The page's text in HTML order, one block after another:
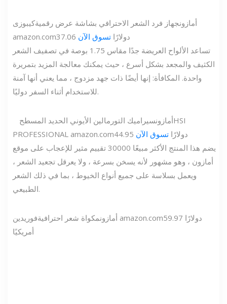
أمازونجهاز فرد الشعر الاحترافي بشاشة عرض رقميةكيبوزى
amazon.com
37.06 دولارًا تسوق الآن
تساعد الألواح العريضة جدًا مقاس 1.75 بوصة في تصفيف الشعر
الكثيف والمجعد بشكل أسرع ، حيث يمكنك معالجة المزيد بتمريرة
واحدة. المكافأة: إنها أيضًا ذات جهد مزدوج ، مما يعني أنها آمنة
للاستخدام أثناء السفر دوليًا.
أمازونسيراميك التورمالين الأيوني الحديد المسطح
HSI
PROFESSIONAL amazon.com 44.95 دولارًا تسوق الآن
يضم هذا المنتج الأكثر مبيعًا 30000 تقييم مثير للإعجاب على موقع
أمازون ، وهو مشهور لأنه يسخن بسرعة ، ولا يعرقل تجعيد الشعر ،
ويعمل بسلاسة على جميع أنواع الخيوط ، بما في ذلك الشعر
الطبيعي.
أمازونمكواة شعر احترافيةفوريدين amazon.com59.97 دولارًا
أمريكيًا